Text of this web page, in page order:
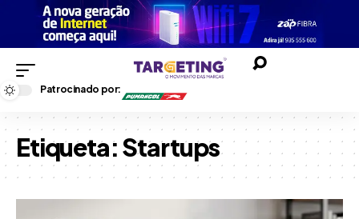
Patrocinado por:
Etiqueta:Startups